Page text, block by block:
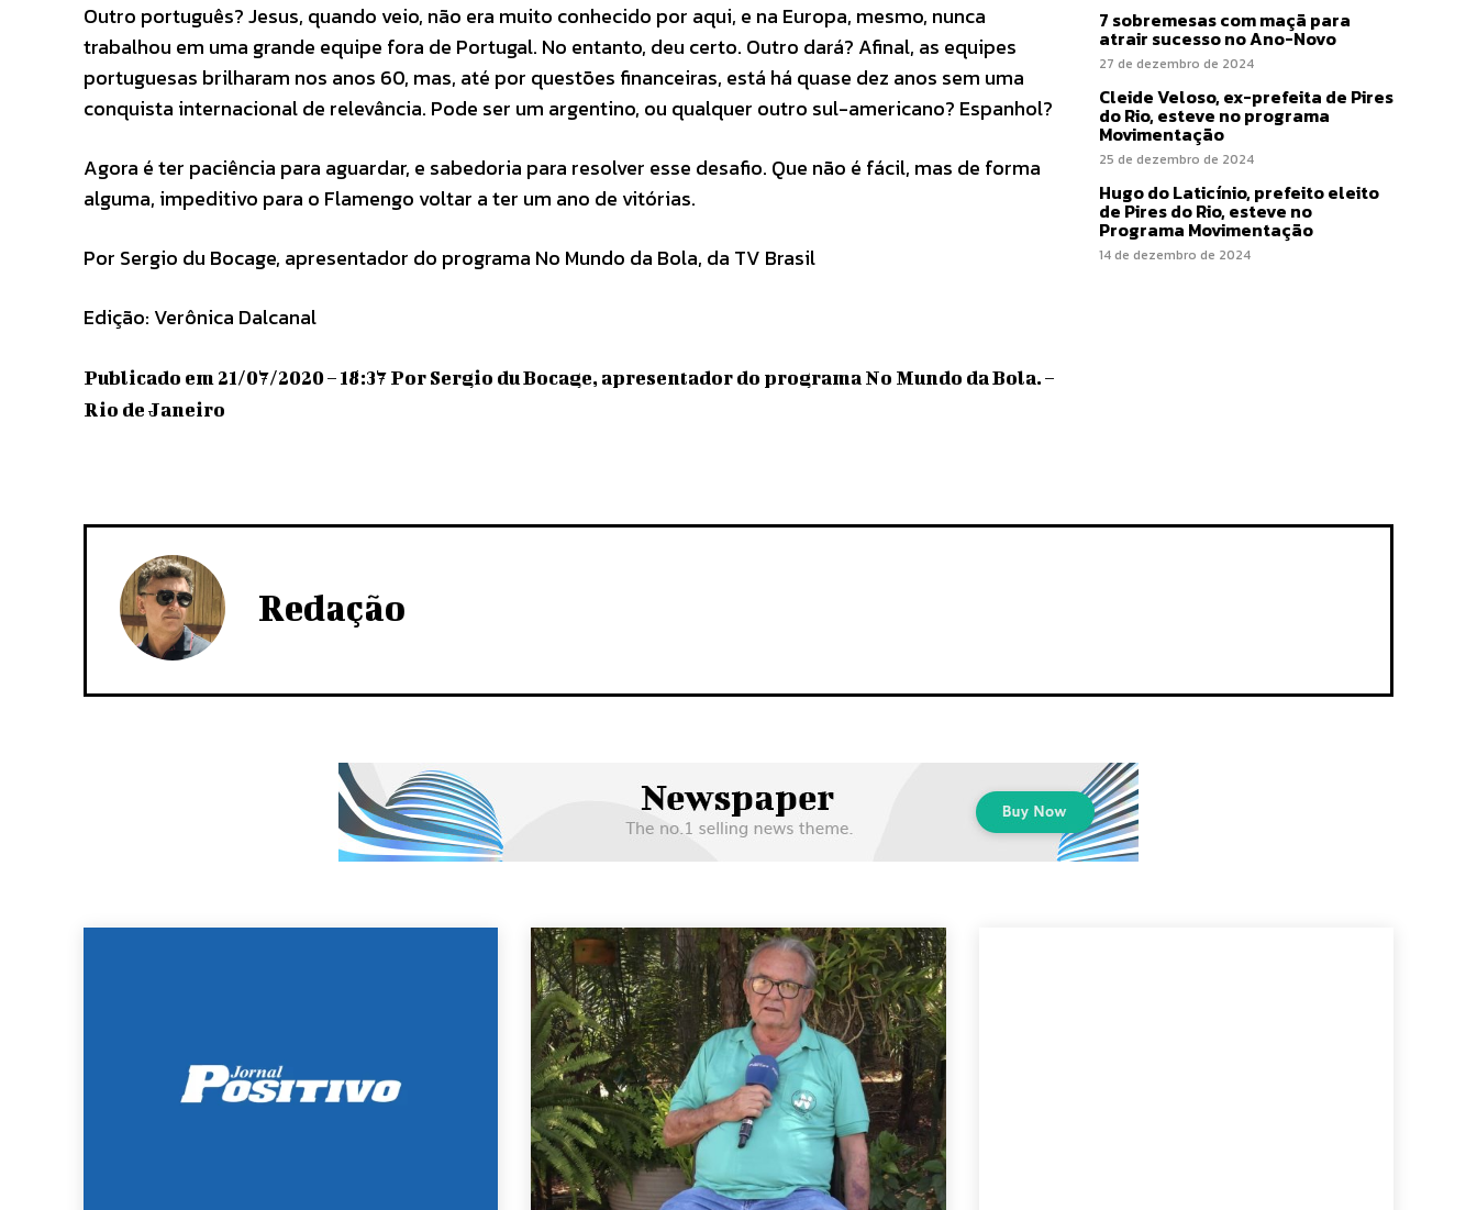
Outro português? Jesus, quando veio, não era muito conhecido por aqui, e na Europa, mesmo, nunca
trabalhou em uma grande equipe fora de Portugal. No entanto, deu certo. Outro dará? Afinal, as equipes
portuguesas brilharam nos anos 60, mas, até por questões financeiras, está há quase dez anos sem uma
conquista internacional de relevância. Pode ser um argentino, ou qualquer outro sul-americano? Espanhol?
Agora é ter paciência para aguardar, e sabedoria para resolver esse desafio. Que não é fácil, mas de forma
alguma, impeditivo para o Flamengo voltar a ter um ano de vitórias.
Por Sergio du Bocage, apresentador do programa No Mundo da Bola, da TV Brasil
Edição: Verônica Dalcanal
Publicado em 21/07/2020 – 18:37 Por Sergio du Bocage, apresentador do programa No Mundo da Bola. –
Rio de Janeiro
7 sobremesas com maçã para
atrair sucesso no Ano-Novo
27 de dezembro de 2024
Cleide Veloso, ex-prefeita de Pires
do Rio, esteve no programa
Movimentação
25 de dezembro de 2024
Hugo do Laticínio, prefeito eleito
de Pires do Rio, esteve no
Programa Movimentação
14 de dezembro de 2024
Redação